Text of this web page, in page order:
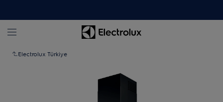
Electrolux Türkiye